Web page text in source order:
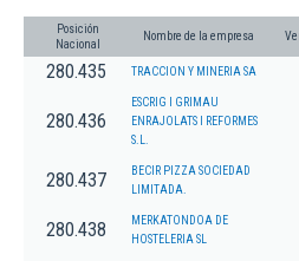
Posición
Nacional
Nombre de la empresa
280.435 TRACCION Y MINERIA SA
280.436
ESCRIG I GRIMAU
ENRAJOLATS I REFORMES
S.L.
280.437
BECIR PIZZA SOCIEDAD
LIMITADA.
280.438
MERKATONDOA DE
HOSTELERIA SL